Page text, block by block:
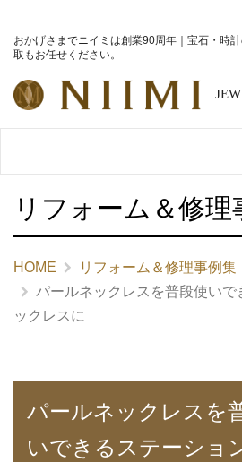
おかげさまでニイミは創業90周年｜宝石・時
取もお任せください。
リフォーム＆修理
HOME
リフォーム＆修理事例集
パールネックレスを普段使いで
ックレスに
パールネックレスを
いできるステーショ